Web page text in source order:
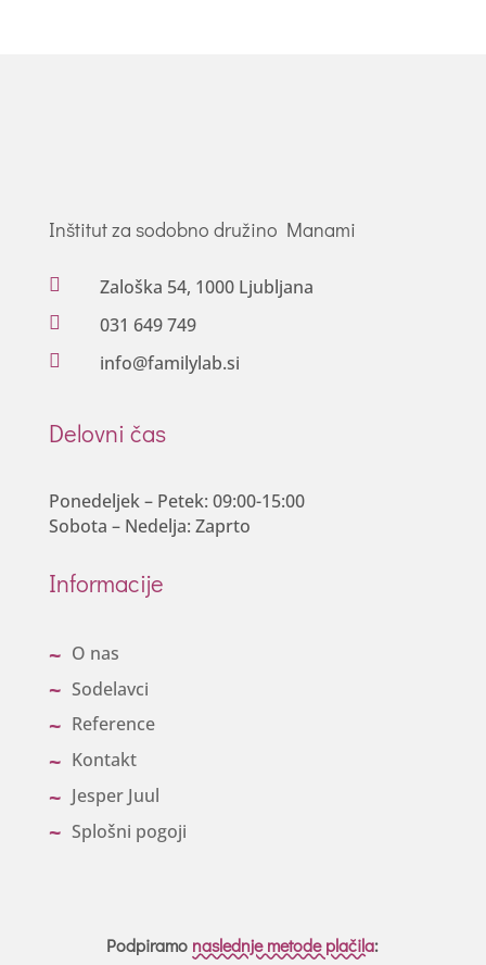
Inštitut za sodobno družino Manami
 Zaloška 54, 1000 Ljubljana
 031 649 749
 info@familylab.si
Delovni čas
Ponedeljek – Petek: 09:00-15:00
Sobota – Nedelja: Zaprto
Informacije
O nas
Sodelavci
Reference
Kontakt
Jesper Juul
Splošni pogoji
Podpiramo naslednje metode plačila: